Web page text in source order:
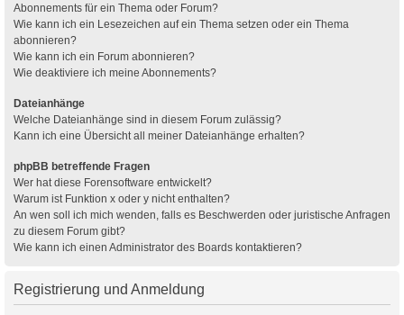
Abonnements für ein Thema oder Forum?
Wie kann ich ein Lesezeichen auf ein Thema setzen oder ein Thema
abonnieren?
Wie kann ich ein Forum abonnieren?
Wie deaktiviere ich meine Abonnements?
Dateianhänge
Welche Dateianhänge sind in diesem Forum zulässig?
Kann ich eine Übersicht all meiner Dateianhänge erhalten?
phpBB betreffende Fragen
Wer hat diese Forensoftware entwickelt?
Warum ist Funktion x oder y nicht enthalten?
An wen soll ich mich wenden, falls es Beschwerden oder juristische Anfragen
zu diesem Forum gibt?
Wie kann ich einen Administrator des Boards kontaktieren?
Registrierung und Anmeldung